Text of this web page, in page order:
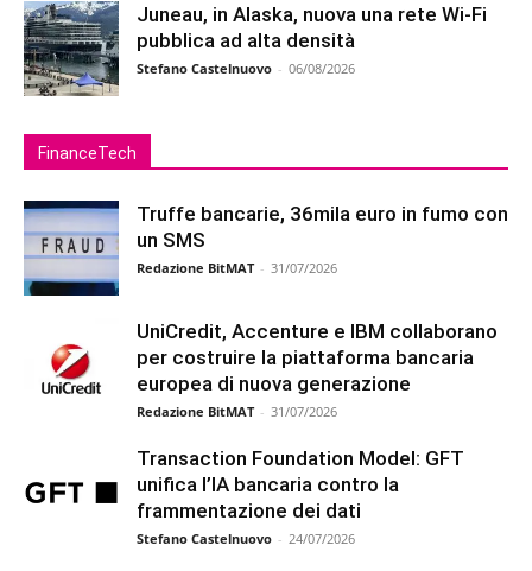
Juneau, in Alaska, nuova una rete Wi-Fi
pubblica ad alta densità
Stefano Castelnuovo - 06/08/2026
FinanceTech
Truffe bancarie, 36mila euro in fumo con
un SMS
Redazione BitMAT - 31/07/2026
UniCredit, Accenture e IBM collaborano
per costruire la piattaforma bancaria
europea di nuova generazione
Redazione BitMAT - 31/07/2026
Transaction Foundation Model: GFT
unifica l’IA bancaria contro la
frammentazione dei dati
Stefano Castelnuovo - 24/07/2026